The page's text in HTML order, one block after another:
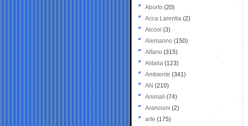
Aborto (20)
Acca Larentia (2)
Alcool (3)
Alemanno (150)
Alfano (315)
Alitalia (123)
Ambiente (341)
AN (210)
Animali (74)
Arancioni (2)
arte (175)